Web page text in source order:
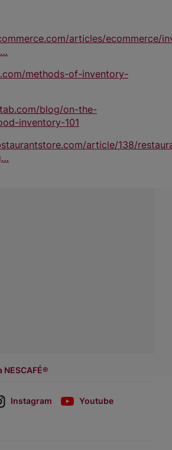
articles/ecommerce/
methods-of-inventory-
blog/on-the-
inventory-101
article/138/
Instagram
Youtube